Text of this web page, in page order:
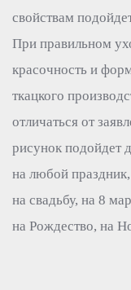
свойствам
При правильном
красочность и
ткацкого
отличаться от
рисунок подойдет
на любой
на свадьбу, на 8
на Рождество, на